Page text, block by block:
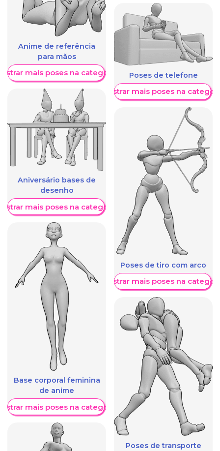
Anime de referência
para mãos
mais poses na categoria
Aniversário bases de
desenho
mais poses na categoria
Base corporal feminina
de anime
mais poses na categoria
Poses de telefone
Mostrar mais poses na
Poses de tiro com arco
Mostrar mais poses na
Poses de transporte